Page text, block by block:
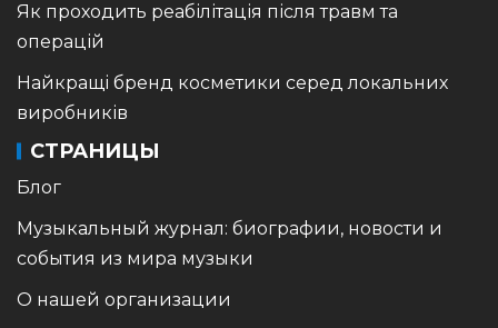
Як проходить реабілітація після травм та
операцій
Найкращі бренд косметики серед локальних
виробників
СТРАНИЦЫ
Блог
Музыкальный журнал: биографии, новости и
события из мира музыки
О нашей организации